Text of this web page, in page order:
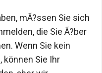
mÃ?ssen Sie sich
die Sie Ã?ber
Wenn Sie kein
können Sie Ihr